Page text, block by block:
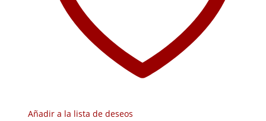
Añadir a la lista de deseos